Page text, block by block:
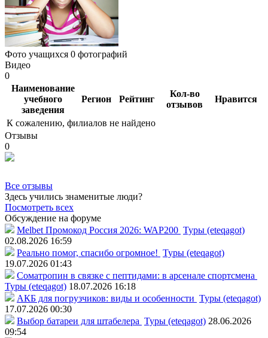
Фото учащихся 0 фотографий
Видео
0
Наименование
учебного
заведения
Регион Рейтинг
Кол-во
отзывов
Нравится
К сожалению, филиалов не найдено
Отзывы
0
Все отзывы
Здесь учились знаменитые люди?
Посмотреть всех
Обсуждение на форуме
Melbet Промокод Россия 2026: WAP200 Туры (eteqagot)
02.08.2026 16:59
Реально помог, спасибо огромное! Туры (eteqagot)
19.07.2026 01:43
Соматропин в связке с пептидами: в арсенале спортсмена
Туры (eteqagot) 18.07.2026 16:18
АКБ для погрузчиков: виды и особенности Туры (eteqagot)
17.07.2026 00:30
Выбор батареи для штабелера Туры (eteqagot) 28.06.2026
09:54